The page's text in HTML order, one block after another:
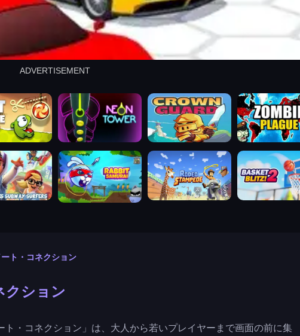
ADVERTISEMENT
neon tower crown guard zombie plague
surfers rabbit samurai rodeo stampede basket blitz
ト・コネクション
クション
・コネクション」は、大人から若いプレイヤーまで画面の前に集